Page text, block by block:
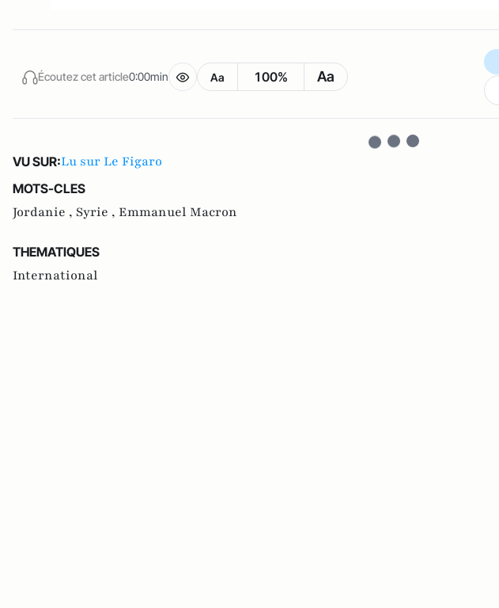
Écoutez cet article0:00min Aa 100% Aa
VU SUR:Lu sur Le Figaro
MOTS-CLES
Jordanie , Syrie , Emmanuel Macron
THEMATIQUES
International